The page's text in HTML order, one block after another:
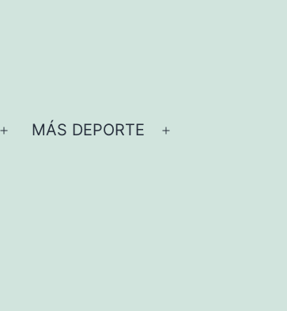
Abrir
MÁS DEPORTE